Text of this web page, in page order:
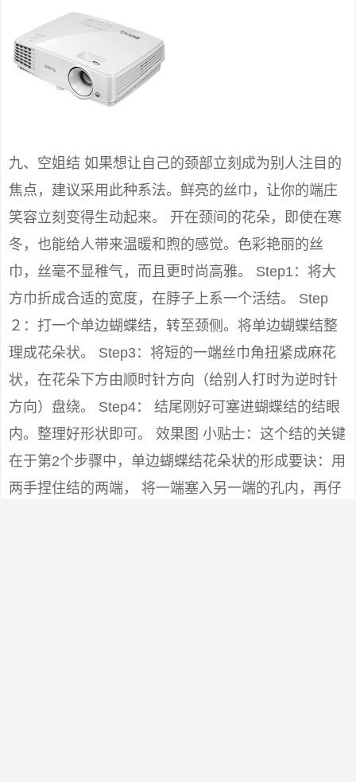
九、空姐结 如果想让自己的颈部立刻成为别人注目的
焦点，建议采用此种系法。鲜亮的丝巾，让你的端庄
笑容立刻变得生动起来。 开在颈间的花朵，即使在寒
冬，也能给人带来温暖和煦的感觉。色彩艳丽的丝
巾，丝毫不显稚气，而且更时尚高雅。 Step1：将大
方巾折成合适的宽度，在脖子上系一个活结。 Step
２：打一个单边蝴蝶结，转至颈侧。将单边蝴蝶结整
理成花朵状。 Step3：将短的一端丝巾角扭紧成麻花
状，在花朵下方由顺时针方向（给别人打时为逆时针
方向）盘绕。 Step4： 结尾刚好可塞进蝴蝶结的结眼
内。整理好形状即可。 效果图 小贴士：这个结的关键
在于第2个步骤中，单边蝴蝶结花朵状的形成要诀：用
两手捏住结的两端， 将一端塞入另一端的孔内，再仔